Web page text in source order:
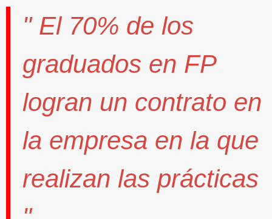
" El 70% de los
graduados en FP
logran un contrato en
la empresa en la que
realizan las prácticas